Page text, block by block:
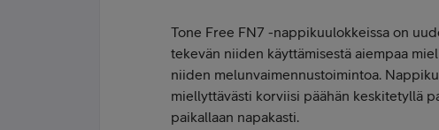
Tone Free FN7 -nappikuulokkeissa on
tekevän niiden käyttämisestä aiempaa
niiden melunvaimennustoimintoa.
miellyttävästi korviisi päähän keskitetyllä
paikallaan napakasti.